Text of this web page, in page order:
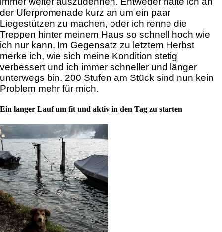
der Uferpromenade kurz an um ein paar
Liegestützen zu machen, oder ich renne die
Treppen hinter meinem Haus so schnell hoch wie
ich nur kann. Im Gegensatz zu letztem Herbst
merke ich, wie sich meine Kondition stetig
verbessert und ich immer schneller und länger
unterwegs bin. 200 Stufen am Stück sind nun kein
Problem mehr für mich.
Ein langer Lauf um fit und aktiv in den Tag zu starten